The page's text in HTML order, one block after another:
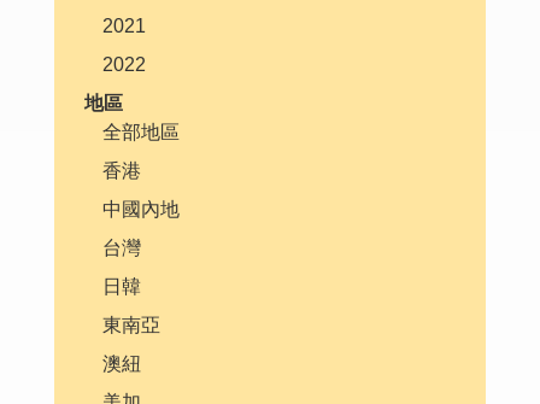
2021
2022
地區
全部地區
香港
中國內地
台灣
日韓
東南亞
澳紐